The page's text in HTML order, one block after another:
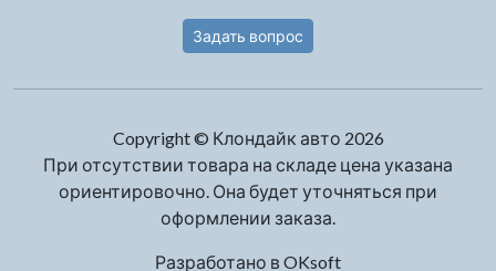
Задать вопрос
Copyright © Клондайк авто 2026
При отсутствии товара на складе цена указана
ориентировочно. Она будет уточняться при
оформлении заказа.
Разработано в OKsoft